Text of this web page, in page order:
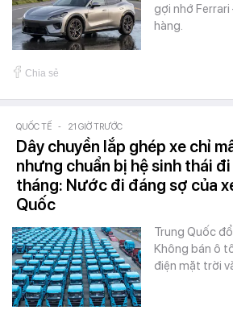
gợi nhớ
hàng.
Chia sẻ
QUỐC TẾ - 21 GIỜ TRƯỚC
Dây chuyền lắp ghép xe chỉ
nhưng chuẩn bị hệ sinh thái
tháng: Nước đi đáng sợ của
Quốc
Trung Quốc
Không bán ô
điện mặt trời